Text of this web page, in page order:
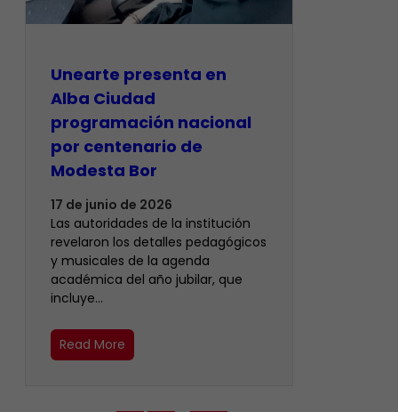
​Unearte presenta en
Alba Ciudad
programación nacional
por centenario de
Modesta Bor
17 de junio de 2026
Las autoridades de la institución
revelaron los detalles pedagógicos
y musicales de la agenda
académica del año jubilar, que
incluye…
Read More